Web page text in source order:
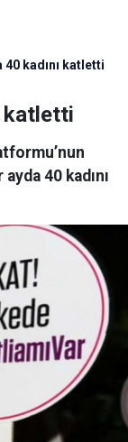
kadını katletti
katletti
40 kadını